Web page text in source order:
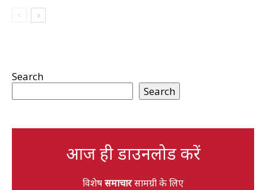
Search
Search
आज ही डाउनलोड करें
विशेषसमाचारसामग्री के लिए